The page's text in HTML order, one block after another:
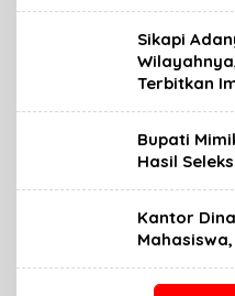
Sikapi
Terbitkan
Bupati
Hasil
Kantor